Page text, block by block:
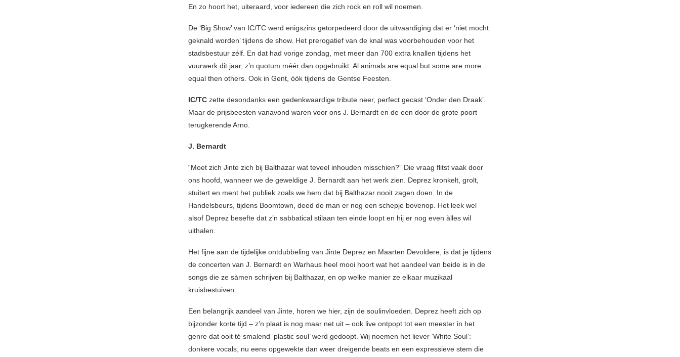
En zo hoort het, uiteraard, voor iedereen die zich rock en roll wil noemen.
De ‘Big Show’ van IC/TC werd enigszins getorpedeerd door de uitvaardiging dat er ‘niet mocht
geknald worden’ tijdens de show. Het prerogatief van de knal was voorbehouden voor het
stadsbestuur zélf. En dat had vorige zondag, met meer dan 700 extra knallen tijdens het
vuurwerk dit jaar, z’n quotum méér dan opgebruikt. Al animals are equal but some are more
equal then others. Ook in Gent, òòk tijdens de Gentse Feesten.
IC/TC zette desondanks een gedenkwaardige tribute neer, perfect gecast ‘Onder den Draak’.
Maar de prijsbeesten vanavond waren voor ons J. Bernardt en de een door de grote poort
terugkerende Arno.
J. Bernardt
“Moet zich Jinte zich bij Balthazar wat teveel inhouden misschien?” Die vraag flitst vaak door
ons hoofd, wanneer we de geweldige J. Bernardt aan het werk zien. Deprez kronkelt, grolt,
stuitert en ment het publiek zoals we hem dat bij Balthazar nooit zagen doen. In de
Handelsbeurs, tijdens Boomtown, deed de man er nog een schepje bovenop. Het leek wel
alsof Deprez besefte dat z’n sabbatical stilaan ten einde loopt en hij er nog even àlles wil
uithalen.
Het fijne aan de tijdelijke ontdubbeling van Jinte Deprez en Maarten Devoldere, is dat je tijdens
de concerten van J. Bernardt en Warhaus heel mooi hoort wat het aandeel van beide is in de
songs die ze sàmen schrijven bij Balthazar, en op welke manier ze elkaar muzikaal
kruisbestuiven.
Een belangrijk aandeel van Jinte, horen we hier, zijn de soulinvloeden. Deprez heeft zich op
bijzonder korte tijd – z’n plaat is nog maar net uit – ook live ontpopt tot een meester in het
genre dat ooit té smalend ‘plastic soul’ werd gedoopt. Wij noemen het liever ‘White Soul’:
donkere vocals, nu eens opgewekte dan weer dreigende beats en een expressieve stem die